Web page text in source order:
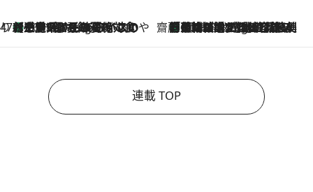
47都道府県の手みやげ ひんやりスイーツで夏を満喫
10 Hours Ago
【三重県】この夏絶対食べたい 冷やしておいしいおやつ3選 お餅×アイスの新感覚スイーツ 齋藤 薫 美容脳ルネサンス
10 Hours Ago
「荷物が増えるほど旅ストレスは増す」美容ジャーナリストがたどり着いた最終結論。“化粧品を劇的に減らす”感動の凝縮美容とは
連載 TOP